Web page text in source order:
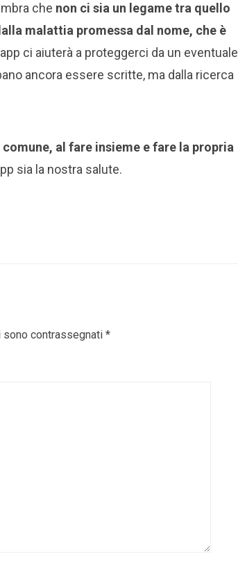
che non ci sia un legame tra quello
malattia promessa dal nome, che è
ci aiuterà a proteggerci da un eventuale
ancora essere scritte, ma dalla ricerca
al fare insieme e fare la propria
sia la nostra salute.
sono contrassegnati *